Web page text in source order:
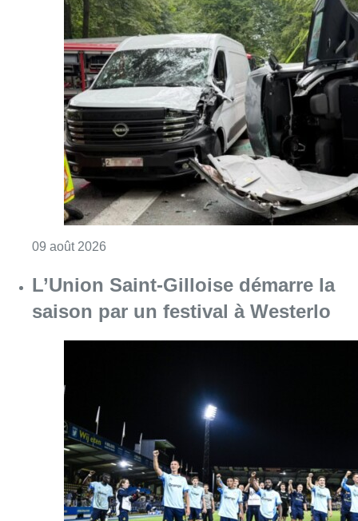
09 août 2026Consulter l'article "Collision entre trois
L’Union Saint-Gilloise démarre la
saison par un festival à Westerlo
09 août 2026 Consulter l'article "L’Union Saint-Gilloise
Deux personnes hospitalisées
après un incendie à Schaerbeek